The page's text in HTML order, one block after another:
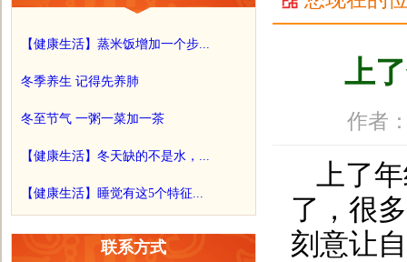
【健康生活】蒸米饭增加一个步...
冬季养生 记得先养肺
冬至节气 一粥一菜加一茶
【健康生活】冬天缺的不是水，...
【健康生活】睡觉有这5个特征...
联系方式
上
作者
上了
了，很
刻意让